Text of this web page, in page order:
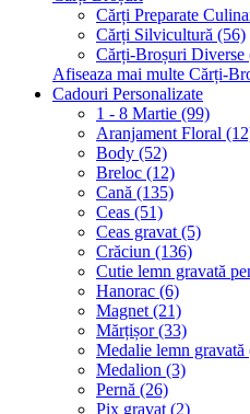
Cărți Preparate
Cărți Silvicultură (56)
Cărți-Broșuri Diverse
Afiseaza mai multe Cărți-
Cadouri Personalizate
1 - 8 Martie (99)
Aranjament Floral
Body (52)
Breloc (12)
Cană (135)
Ceas (51)
Ceas gravat (5)
Crăciun (136)
Cutie lemn gravată
Hanorac (6)
Magnet (21)
Mărțișor (33)
Medalie lemn gravată
Medalion (3)
Pernă (26)
Pix gravat (2)